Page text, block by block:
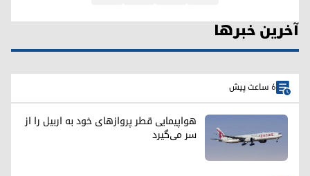
آخرین خبرها
6 ساعت پیش
هواپیمایی قطر پروازهای خود به اربیل را از
سر می‌گیرد